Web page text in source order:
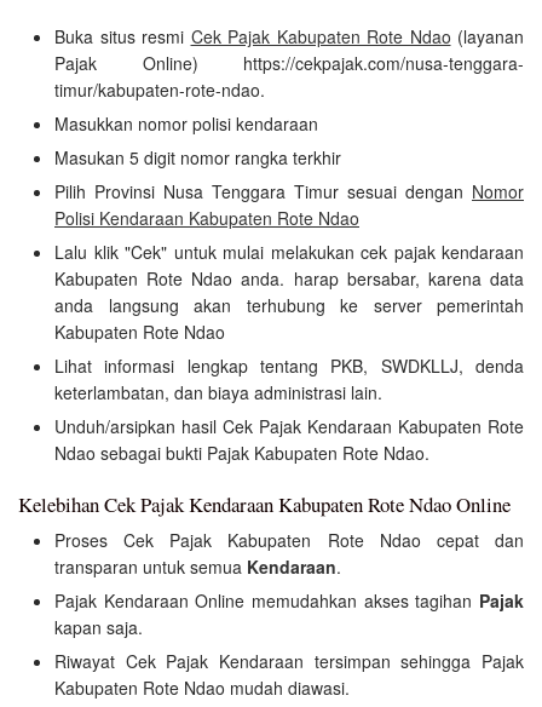
Buka situs resmi Cek Pajak Kabupaten Rote Ndao (layanan
Pajak Online) https://cekpajak.com/nusa-tenggara-
timur/kabupaten-rote-ndao.
Masukkan nomor polisi kendaraan
Masukan 5 digit nomor rangka terkhir
Pilih Provinsi Nusa Tenggara Timur sesuai dengan Nomor
Polisi Kendaraan Kabupaten Rote Ndao
Lalu klik "Cek" untuk mulai melakukan cek pajak kendaraan
Kabupaten Rote Ndao anda. harap bersabar, karena data
anda langsung akan terhubung ke server pemerintah
Kabupaten Rote Ndao
Lihat informasi lengkap tentang PKB, SWDKLLJ, denda
keterlambatan, dan biaya administrasi lain.
Unduh/arsipkan hasil Cek Pajak Kendaraan Kabupaten Rote
Ndao sebagai bukti Pajak Kabupaten Rote Ndao.
Kelebihan Cek Pajak Kendaraan Kabupaten Rote Ndao Online
Proses Cek Pajak Kabupaten Rote Ndao cepat dan
transparan untuk semua Kendaraan.
Pajak Kendaraan Online memudahkan akses tagihan Pajak
kapan saja.
Riwayat Cek Pajak Kendaraan tersimpan sehingga Pajak
Kabupaten Rote Ndao mudah diawasi.